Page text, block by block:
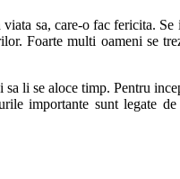
sa, care-o fac fericita.
Foarte multi oameni se
li se aloce timp. Pentru
importante sunt legate